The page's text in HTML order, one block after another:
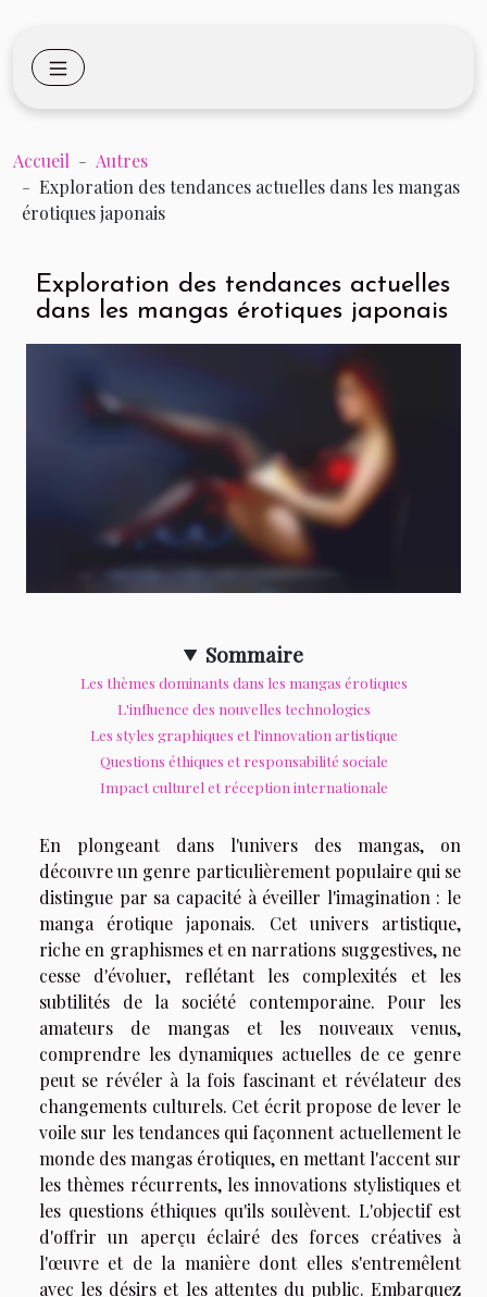
Accueil
Autres
Exploration des tendances actuelles dans les mangas
érotiques japonais
Exploration des tendances actuelles
dans les mangas érotiques japonais
Sommaire
Les thèmes dominants dans les mangas érotiques
L'influence des nouvelles technologies
Les styles graphiques et l'innovation artistique
Questions éthiques et responsabilité sociale
Impact culturel et réception internationale
En plongeant dans l'univers des mangas, on
découvre un genre particulièrement populaire qui se
distingue par sa capacité à éveiller l'imagination : le
manga érotique japonais. Cet univers artistique,
riche en graphismes et en narrations suggestives, ne
cesse d'évoluer, reflétant les complexités et les
subtilités de la société contemporaine. Pour les
amateurs de mangas et les nouveaux venus,
comprendre les dynamiques actuelles de ce genre
peut se révéler à la fois fascinant et révélateur des
changements culturels. Cet écrit propose de lever le
voile sur les tendances qui façonnent actuellement le
monde des mangas érotiques, en mettant l'accent sur
les thèmes récurrents, les innovations stylistiques et
les questions éthiques qu'ils soulèvent. L'objectif est
d'offrir un aperçu éclairé des forces créatives à
l'œuvre et de la manière dont elles s'entremêlent
avec les désirs et les attentes du public. Embarquez